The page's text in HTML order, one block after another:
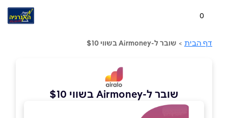
0
דף הבית > שובר ל-Airmoney בשווי $10
שובר ל-Airmoney בשווי $10